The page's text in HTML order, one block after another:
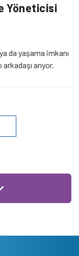
Yöneticisi
da yaşama imkanı
arıyor.